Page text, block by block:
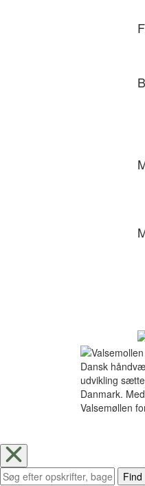
Dansk
udvikling
Danmark.
Valsemøllen
Find